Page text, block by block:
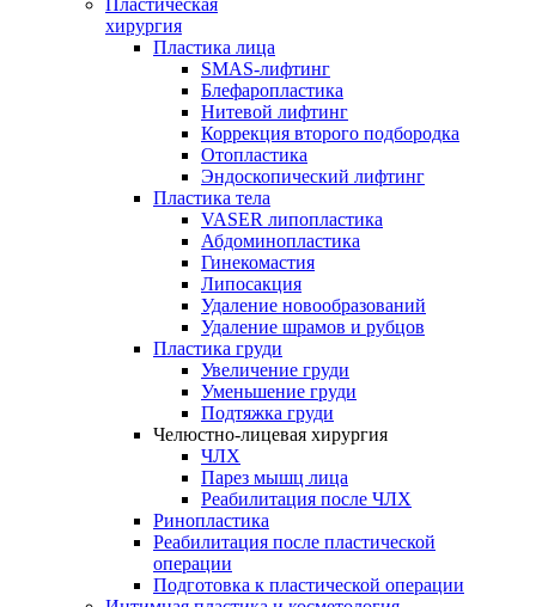
Пластическая
хирургия
Пластика лица
SMAS-лифтинг
Блефаропластика
Нитевой лифтинг
Коррекция второго подбородка
Отопластика
Эндоскопический лифтинг
Пластика тела
VASER липопластика
Абдоминопластика
Гинекомастия
Липосакция
Удаление новообразований
Удаление шрамов и рубцов
Пластика груди
Увеличение груди
Уменьшение груди
Подтяжка груди
Челюстно-лицевая хирургия
ЧЛХ
Парез мышц лица
Реабилитация после ЧЛХ
Ринопластика
Реабилитация после пластической
операции
Подготовка к пластической операции